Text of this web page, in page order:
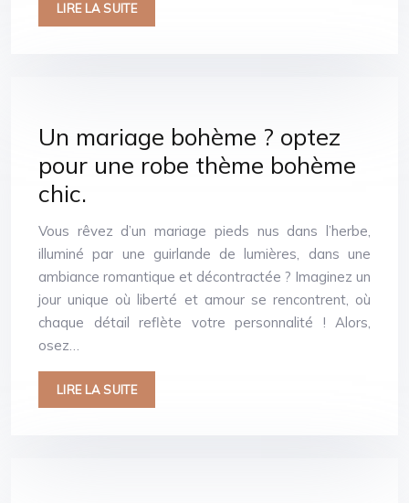
LIRE LA SUITE
Un mariage bohème ? optez
pour une robe thème bohème
chic.
Vous rêvez d’un mariage pieds nus dans l’herbe,
illuminé par une guirlande de lumières, dans une
ambiance romantique et décontractée ? Imaginez un
jour unique où liberté et amour se rencontrent, où
chaque détail reflète votre personnalité ! Alors,
osez…
LIRE LA SUITE